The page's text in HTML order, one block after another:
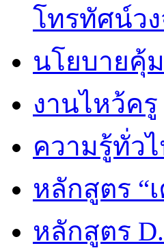
โทรทัศน์ว
นโยบายคุ้
งานไหว้ครู
ความรู้ทั่ว
หลักสูตร “
หลักสูตร